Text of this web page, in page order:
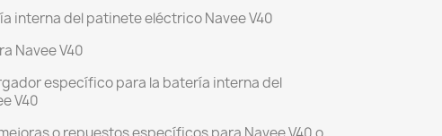
interna del patinete eléctrico Navee V40
Navee V40
específico para la batería interna del
V40